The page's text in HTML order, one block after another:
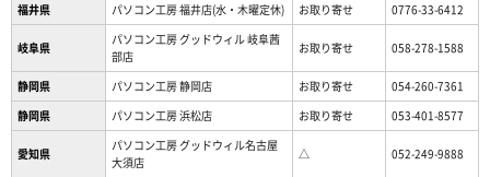
福井県
パソコン工房 福井店(水・木曜定休) お取り寄せ 0776-33-6412
岐阜県
パソコン工房 グッドウィル 岐阜茜
部店
お取り寄せ 058-278-1588
静岡県 パソコン工房 静岡店 お取り寄せ
054-260-7361
静岡県
パソコン工房 浜松店 お取り寄せ 053-401-8577
愛知県
パソコン工房 グッドウィル名古屋
大須店
△ 052-249-9888